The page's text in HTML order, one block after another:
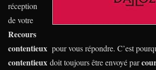
réception
de votre
Recours
contentieux pour vous répondre. C’est
contentieux doit toujours être envoyé par